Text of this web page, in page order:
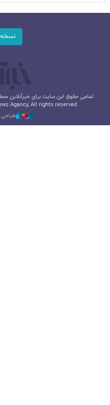
تمامی حقوق این سایت برای خبرآنلاین
Agancy, All rights reserved
طراحی